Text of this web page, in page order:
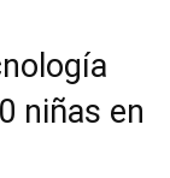
niñas en